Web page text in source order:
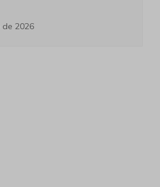
2026